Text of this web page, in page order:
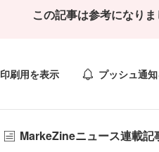
この記事は参考になりま
印刷用を表示 プッシュ通
MarkeZineニュース連載記